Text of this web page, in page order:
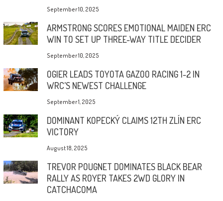
September 10, 2025
ARMSTRONG SCORES EMOTIONAL MAIDEN ERC
WIN TO SET UP THREE-WAY TITLE DECIDER
September 10, 2025
OGIER LEADS TOYOTA GAZOO RACING 1-2 IN
WRC’S NEWEST CHALLENGE
September 1, 2025
DOMINANT KOPECKÝ CLAIMS 12TH ZLÍN ERC
VICTORY
August 18, 2025
TREVOR POUGNET DOMINATES BLACK BEAR
RALLY AS ROYER TAKES 2WD GLORY IN
CATCHACOMA